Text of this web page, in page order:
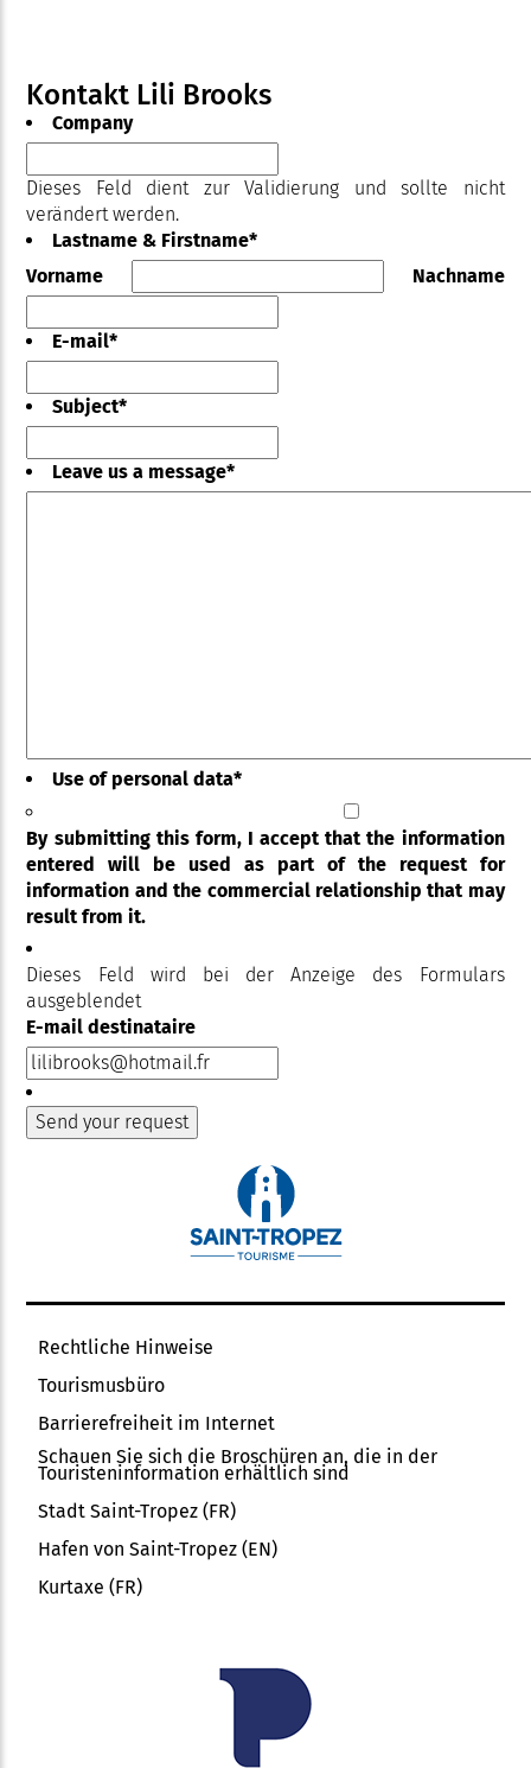
Kontakt Lili Brooks
Company
Dieses Feld dient zur Validierung und sollte nicht
verändert werden.
Lastname & Firstname*
Vorname
Nachname
E-mail*
Subject*
Leave us a message*
Use of personal data*
By submitting this form, I accept that the information
entered will be used as part of the request for
information and the commercial relationship that may
result from it.
Dieses Feld wird bei der Anzeige des Formulars
ausgeblendet
E-mail destinataire
Rechtliche Hinweise
Tourismusbüro
Barrierefreiheit im Internet
Schauen Sie sich die Broschüren an, die in der
Touristeninformation erhältlich sind
Stadt Saint-Tropez (FR)
Hafen von Saint-Tropez (EN)
Kurtaxe (FR)